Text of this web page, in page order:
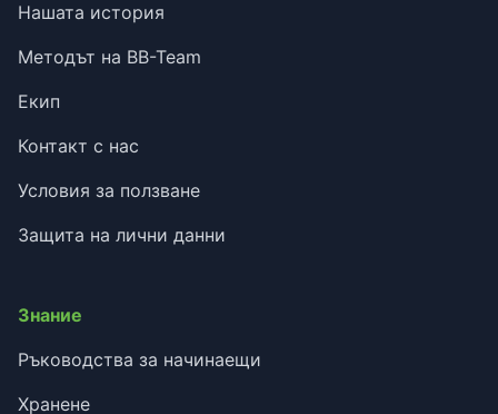
Нашата история
Методът на BB-Team
Екип
Контакт с нас
Условия за ползване
Защита на лични данни
Знание
Ръководства за начинаещи
Хранене